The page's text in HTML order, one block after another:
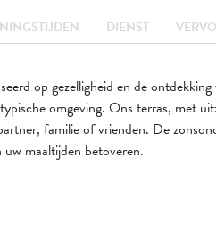
DIENST
op gezelligheid en de
omgeving. Ons terras, met
familie of vrienden. De
maaltijden betoveren.